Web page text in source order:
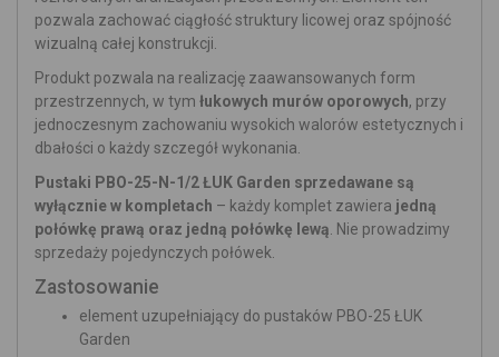
pozwala zachować ciągłość struktury licowej oraz spójność
wizualną całej konstrukcji.
Produkt pozwala na realizację zaawansowanych form
przestrzennych, w tym łukowych murów oporowych, przy
jednoczesnym zachowaniu wysokich walorów estetycznych i
dbałości o każdy szczegół wykonania.
Pustaki PBO-25-N-1/2 ŁUK Garden sprzedawane są
wyłącznie w kompletach – każdy komplet zawiera jedną
połówkę prawą oraz jedną połówkę lewą . Nie prowadzimy
sprzedaży pojedynczych połówek.
Zastosowanie
element uzupełniający do pustaków PBO-25 ŁUK
Garden